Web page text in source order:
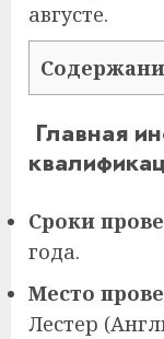
августе.
Главная
Сроки
года.
Место
Лестер